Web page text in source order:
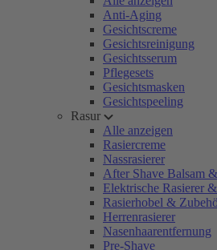
Anti-Aging
Gesichtscreme
Gesichtsreinigung
Gesichtsserum
Pflegesets
Gesichtsmasken
Gesichtspeeling
Rasur
Alle anzeigen
Rasiercreme
Nassrasierer
After Shave Balsam
Elektrische Rasierer
Rasierhobel &
Herrenrasierer
Nasenhaarentfernung
Pre-Shave